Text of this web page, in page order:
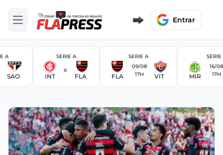
Abrir menu Entrar
A
SAO
SERIE A
INT
X
FLA
SERIE A
FLA
09/08
17H
VIT
SERIE
MIR
16/08
17H